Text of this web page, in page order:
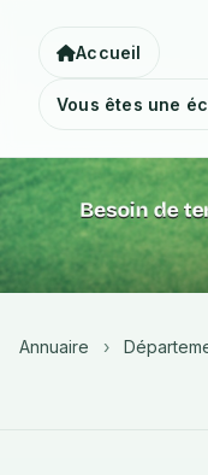
Accueil
Vous êtes une
Annuaire ›